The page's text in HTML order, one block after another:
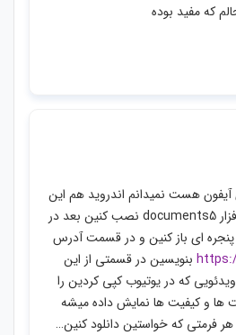
که مفید بوده
آیفون هست نمیدانم اندروید هم این
نرم افزار داره یا نه…نرم افزار documents5 نصب کنین بعد در
پنجره ای باز کنین و در قسمت آدرس
بنویسین در قسمتی از این
که در یوتیوب کپی کردین را
ها و کیفیت ها نمایش داده میشه
فرمتی که خواستین دانلود کنین…